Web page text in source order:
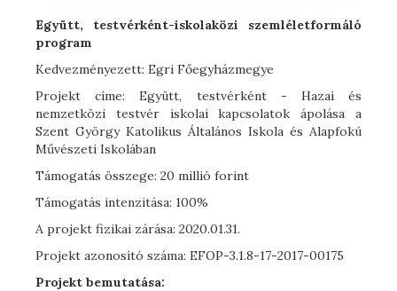
Együtt, testvérként-iskolaközi szemléletformáló
program
Kedvezményezett: Egri Főegyházmegye
Projekt címe: Együtt, testvérként - Hazai és
nemzetközi testvér iskolai kapcsolatok ápolása a
Szent György Katolikus Általános Iskola és Alapfokú
Művészeti Iskolában
Támogatás összege: 20 millió forint
Támogatás intenzitása: 100%
A projekt fizikai zárása: 2020.01.31.
Projekt azonosító száma: EFOP-3.1.8-17-2017-00175
Projekt bemutatása: